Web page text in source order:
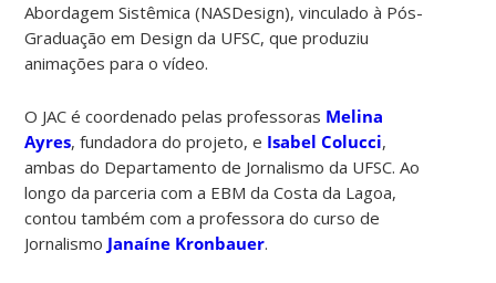
Abordagem Sistêmica (NASDesign), vinculado à Pós-
Graduação em Design da UFSC, que produziu
animações para o vídeo.
O JAC é coordenado pelas professoras Melina
Ayres, fundadora do projeto, e Isabel Colucci,
ambas do Departamento de Jornalismo da UFSC. Ao
longo da parceria com a EBM da Costa da Lagoa,
contou também com a professora do curso de
Jornalismo Janaíne Kronbauer.